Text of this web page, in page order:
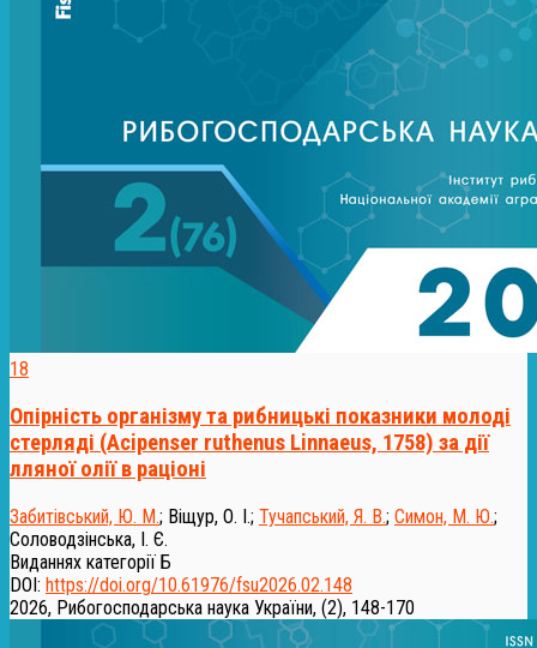
18
Опірність організму та рибницькі показники молоді
стерляді (Acipenser ruthenus Linnaeus, 1758) за дії
лляної олії в раціоні
Забитівський, Ю. М.; Віщур, О. І.; Тучапський, Я. В.; Симон, М. Ю.;
Соловодзінська, І. Є.
Виданнях категорії Б
DOI: https://doi.org/10.61976/fsu2026.02.148
2026, Рибогосподарська наука України, (2), 148-170